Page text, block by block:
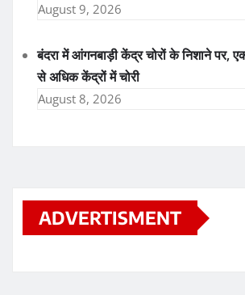
August 9, 2026
बंदरा में आंगनबाड़ी केंद्र चोरों के निशाने पर,
से अधिक केंद्रों में चोरी
August 8, 2026
ADVERTISMENT